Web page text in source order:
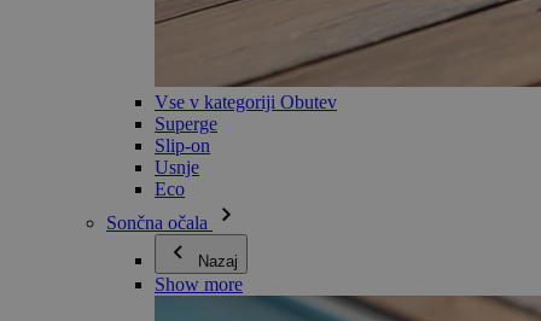
Vse v kategoriji Obutev
Superge
Slip-on
Usnje
Eco
Sončna očala
Nazaj
Show more